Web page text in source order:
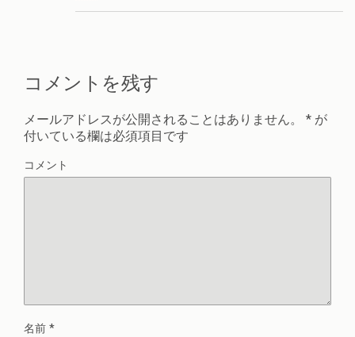
コメントを残す
メールアドレスが公開されることはありません。 * が
付いている欄は必須項目です
コメント
名前 *